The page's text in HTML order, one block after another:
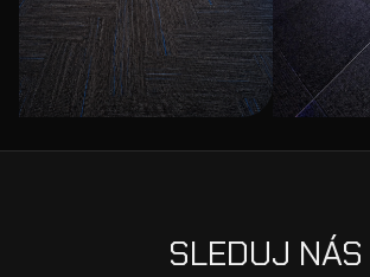
SLEDUJ NÁS